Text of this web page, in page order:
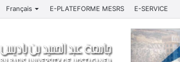
Français E-PLATEFORME MESRS E-SERVICE